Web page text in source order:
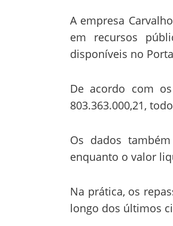
A empresa
em recursos
disponíveis no
De acordo com
803.363.000,21,
Os dados
enquanto o valor
Na prática, os
longo dos últimos